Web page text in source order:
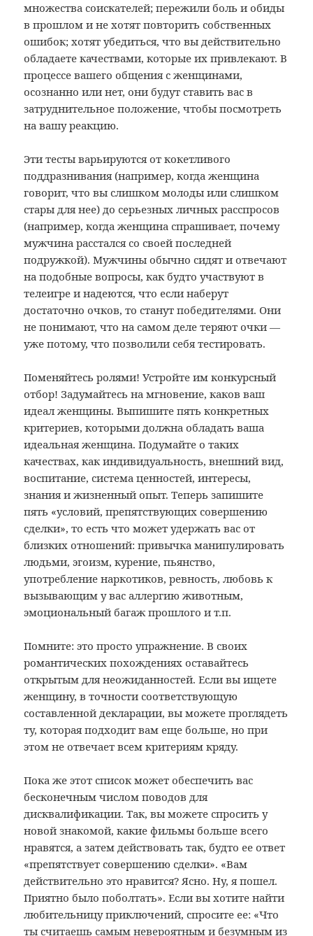
множества соискателей; пережили боль и обиды
в прошлом и не хотят повторить собственных
ошибок; хотят убедиться, что вы действительно
обладаете качествами, которые их привлекают. В
процессе вашего общения с женщинами,
осознанно или нет, они будут ставить вас в
затруднительное положение, чтобы посмотреть
на вашу реакцию.
Эти тесты варьируются от кокетливого
поддразнивания (например, когда женщина
говорит, что вы слишком молоды или слишком
стары для нее) до серьезных личных расспросов
(например, когда женщина спрашивает, почему
мужчина расстался со своей последней
подружкой). Мужчины обычно сидят и отвечают
на подобные вопросы, как будто участвуют в
телеигре и надеются, что если наберут
достаточно очков, то станут победителями. Они
не понимают, что на самом деле теряют очки —
уже потому, что позволили себя тестировать.
Поменяйтесь ролями! Устройте им конкурсный
отбор! Задумайтесь на мгновение, каков ваш
идеал женщины. Выпишите пять конкретных
критериев, которыми должна обладать ваша
идеальная женщина. Подумайте о таких
качествах, как индивидуальность, внешний вид,
воспитание, система ценностей, интересы,
знания и жизненный опыт. Теперь запишите
пять «условий, препятствующих совершению
сделки», то есть что может удержать вас от
близких отношений: привычка манипулировать
людьми, эгоизм, курение, пьянство,
употребление наркотиков, ревность, любовь к
вызывающим у вас аллергию животным,
эмоциональный багаж прошлого и т.п.
Помните: это просто упражнение. В своих
романтических похождениях оставайтесь
открытым для неожиданностей. Если вы ищете
женщину, в точности соответствующую
составленной декларации, вы можете проглядеть
ту, которая подходит вам еще больше, но при
этом не отвечает всем критериям кряду.
Пока же этот список может обеспечить вас
бесконечным числом поводов для
дисквалификации. Так, вы можете спросить у
новой знакомой, какие фильмы больше всего
нравятся, а затем действовать так, будто ее ответ
«препятствует совершению сделки». «Вам
действительно это нравится? Ясно. Ну, я пошел.
Приятно было поболтать». Если вы хотите найти
любительницу приключений, спросите ее: «Что
ты считаешь самым невероятным и безумным из